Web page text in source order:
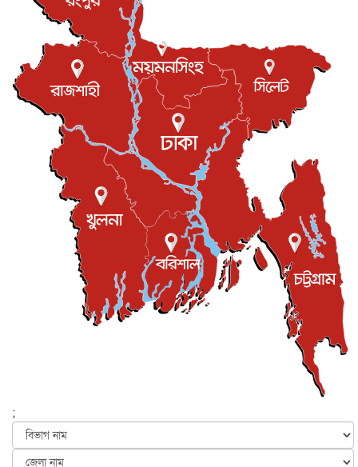
বস্তিতে কেটেছে শৈশব, আজ মুম্বাইয়ে দুই বাড়ির মালিক
বিনোদন ৬ আগস্ট, ২০২৬
যুক্তরাজ্যে বসবাসরত জাতীয়তাবাদী কুলাউড়াবাসীর মত বিনিময়
সভা...
ইউকে কমিউনিটি ৫ আগস্ট, ২০২৬
প্রধানমন্ত্রীকে সৌদি আরব সফরের আমন্ত্রণ
জাতীয় ৫ আগস্ট, ২০২৬
জুলাই গণ-অভ্যুত্থান দিবস আজ, স্মরণে দেশজুড়ে কর্মসূচি
জাতীয় ৫ আগস্ট, ২০২৬
জনগণ পরিবর্তন চেয়েছে বলেই জুলাই আন্দোলন সফল :
৫ আগস্ট, ২০২৬
বেনজীর আহমেদের সঙ্গে পরীমনির ঘনিষ্ঠ সম্পর্ক ছিল : নাসির
মাহম...
জাতীয় ৫ আগস্ট, ২০২৬
হরমুজ নিয়ে ইরান-মার্কিন চুক্তি হতে পারে আজ : মার্কিন অর্থমন...
৫ আগস্ট, ২০২৬
পৃথিবীর দিকে আসছে বিধ্বংসী বস্তু, পারমাণবিক বোমা দিয়ে করা
আন্তর্জাতিক ৫ আগস্ট, ২০২৬
কেনিয়ায় ১৫ হাতির রহস্যজনক মৃত্যু, সন্দেহের মুখে কীটনাশকের
;